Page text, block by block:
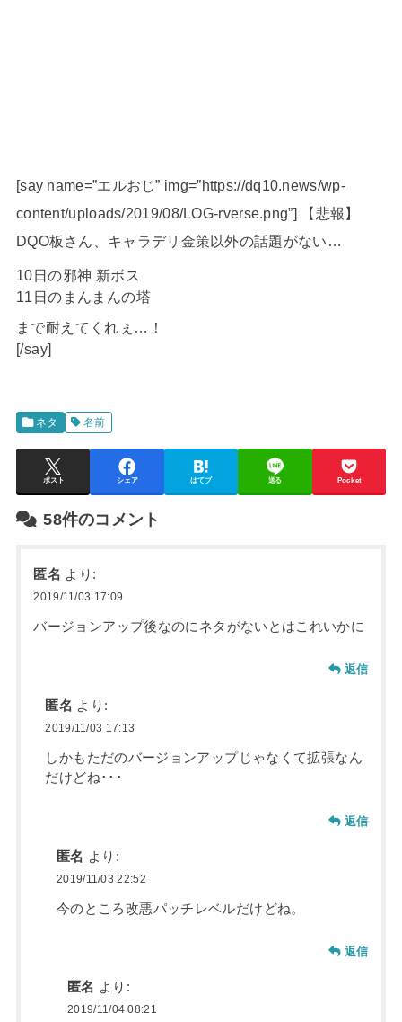
[say name=”エルおじ” img=”https://dq10.news/wp-
content/uploads/2019/08/LOG-rverse.png”] 【悲報】
DQO板さん、キャラデリ金策以外の話題がない…
10日の邪神 新ボス
11日のまんまんの塔
まで耐えてくれぇ…！
[/say]
ネタ 名前
ポスト シェア はてブ 送る Pocket
58件のコメント
匿名 より:
2019/11/03 17:09
バージョンアップ後なのにネタがないとはこれいかに
返信
匿名 より:
2019/11/03 17:13
しかもただのバージョンアップじゃなくて拡張なん
だけどね･･･
返信
匿名 より:
2019/11/03 22:52
今のところ改悪パッチレベルだけどね。
返信
匿名 より:
2019/11/04 08:21